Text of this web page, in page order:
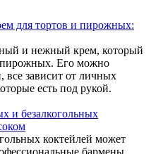
для тортов и пирожных:
и нежный крем, который
пирожных. Его можно
все зависит от личных
есть под рукой.
и безалкогольных
коктейлей может
бармены